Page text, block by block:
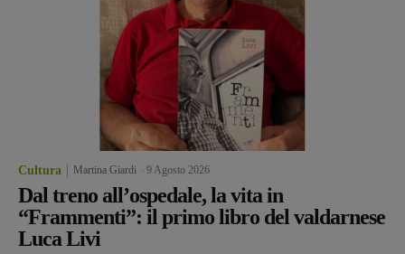
Cultura Martina Giardi 9 Agosto 2026
Dal treno all’ospedale, la vita in
“Frammenti”: il primo libro del valdarnese
Luca Livi